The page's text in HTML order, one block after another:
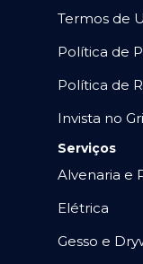
Termos de
Política de
Política de
Invista no
Serviços
Alvenaria e
Elétrica
Gesso e